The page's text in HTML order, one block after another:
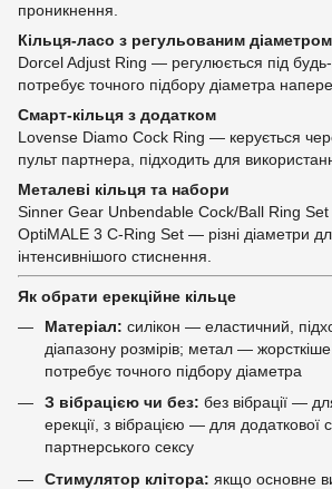
проникнення.
Кільця-ласо з регульованим діаметром
Dorcel Adjust Ring — регулюється під
потребує точного підбору діаметра
Смарт-кільця з додатком
Lovense Diamo Cock Ring — керується
пульт партнера, підходить для
Металеві кільця та набори
Sinner Gear Unbendable Cock/Ball Ring
OptiMALE 3 C-Ring Set — різні діаметри
інтенсивнішого стиснення.
Як обрати ерекційне кільце
Матеріал: силікон — еластичний,
діапазону розмірів; метал —
потребує точного підбору діаметра
З вібрацією чи без: без вібрації —
ерекції, з вібрацією — для додаткової
партнерського сексу
Стимулятор клітора: якщо основне